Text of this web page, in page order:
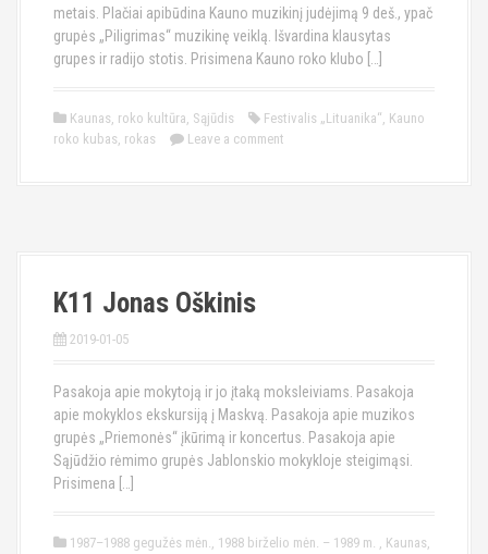
metais. Plačiai apibūdina Kauno muzikinį judėjimą 9 deš., ypač
grupės „Piligrimas“ muzikinę veiklą. Išvardina klausytas
grupes ir radijo stotis. Prisimena Kauno roko klubo […]
Kaunas, roko kultūra, Sąjūdis Festivalis „Lituanika“, Kauno
roko kubas, rokas Leave a comment
K11 Jonas Oškinis
2019-01-05
Pasakoja apie mokytoją ir jo įtaką moksleiviams. Pasakoja
apie mokyklos ekskursiją į Maskvą. Pasakoja apie muzikos
grupės „Priemonės“ įkūrimą ir koncertus. Pasakoja apie
Sąjūdžio rėmimo grupės Jablonskio mokykloje steigimąsi.
Prisimena […]
1987–1988 gegužės mėn., 1988 birželio mėn. – 1989 m. , Kaunas,